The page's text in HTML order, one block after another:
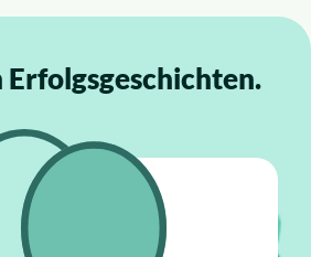
Erfolgsgeschichten.